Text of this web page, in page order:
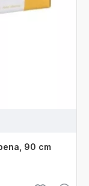
90 cm